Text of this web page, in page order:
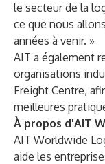
le secteur de la
ce que nous
années à venir. »
AIT a également
organisations
Freight Centre,
meilleures
À propos d'AIT
AIT Worldwide
aide les